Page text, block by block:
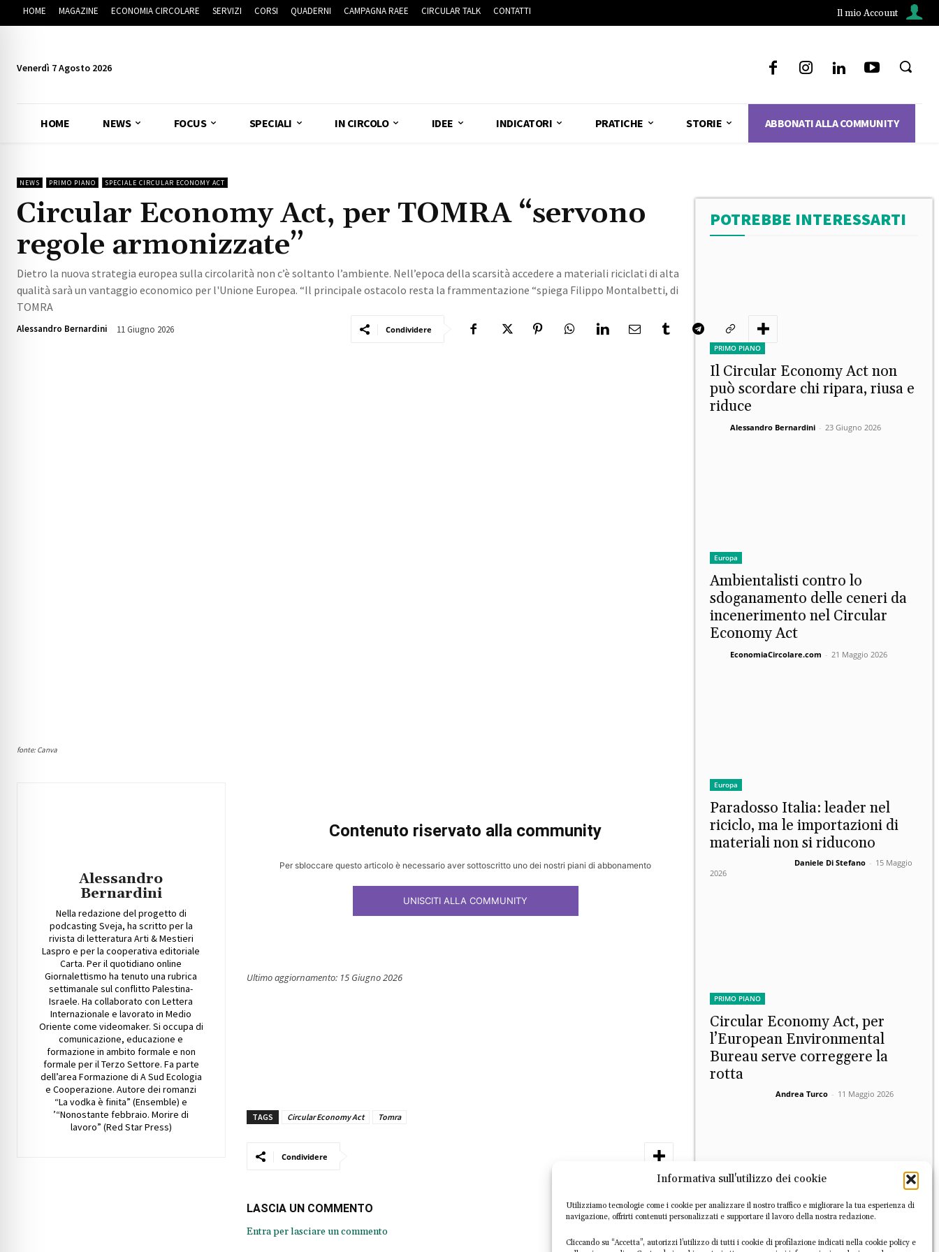
Informativa sull'utilizzo dei cookie
Utilizziamo tecnologie come i cookie per analizzare il nostro traffico e migliorare la tua esperienza di
navigazione, offrirti contenuti personalizzati e supportare il lavoro della nostra redazione.
Cliccando su “Accetta”, autorizzi l’utilizzo di tutti i cookie di profilazione indicati nella cookie policy e
HOME MAGAZINE ECONOMIA CIRCOLARE SERVIZI CORSI QUADERNI CAMPAGNA RAEE CIRCULAR TALK CONTATTI Il mio Account
Venerdì 7 Agosto 2026
HOME NEWS FOCUS SPECIALI IN CIRCOLO IDEE INDICATORI PRATICHE STORIE ABBONATI ALLA COMMUNITY
NEWS PRIMO PIANO SPECIALE CIRCULAR ECONOMY ACT
Circular Economy Act, per TOMRA “servono
regole armonizzate”
Dietro la nuova strategia europea sulla circolarità non c’è soltanto l’ambiente. Nell’epoca della scarsità accedere a materiali riciclati di alta
qualità sarà un vantaggio economico per l'Unione Europea. “Il principale ostacolo resta la frammentazione “spiega Filippo Montalbetti, di
TOMRA
Alessandro Bernardini 11 Giugno 2026 Condividere
fonte: Canva
Alessandro
Bernardini
Nella redazione del progetto di
podcasting Sveja, ha scritto per la
rivista di letteratura Arti & Mestieri
Laspro e per la cooperativa editoriale
Carta. Per il quotidiano online
Giornalettismo ha tenuto una rubrica
settimanale sul conflitto Palestina-
Israele. Ha collaborato con Lettera
Internazionale e lavorato in Medio
Oriente come videomaker. Si occupa di
comunicazione, educazione e
formazione in ambito formale e non
formale per il Terzo Settore. Fa parte
dell’area Formazione di A Sud Ecologia
e Cooperazione. Autore dei romanzi
“La vodka è finita” (Ensemble) e
’“Nonostante febbraio. Morire di
lavoro” (Red Star Press)
Contenuto riservato alla community
Per sbloccare questo articolo è necessario aver sottoscritto uno dei nostri piani di abbonamento
UNISCITI ALLA COMMUNITY
Ultimo aggiornamento: 15 Giugno 2026
TAGS Circular Economy Act Tomra
Condividere
LASCIA UN COMMENTO
Entra per lasciare un commento
POTREBBE INTERESSARTI
PRIMO PIANO
Il Circular Economy Act non
può scordare chi ripara, riusa e
riduce
Alessandro Bernardini - 23 Giugno 2026
Europa
Ambientalisti contro lo
sdoganamento delle ceneri da
incenerimento nel Circular
Economy Act
EconomiaCircolare.com - 21 Maggio 2026
Europa
Paradosso Italia: leader nel
riciclo, ma le importazioni di
materiali non si riducono
Daniele Di Stefano - 15 Maggio
2026
PRIMO PIANO
Circular Economy Act, per
l’European Environmental
Bureau serve correggere la
rotta
Andrea Turco - 11 Maggio 2026
PRIMO PIANO
I suggerimenti della